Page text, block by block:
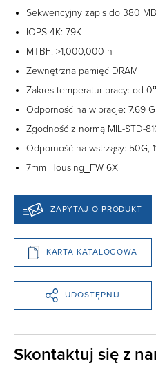
Sekwencyjny zapis do 380
IOPS 4K: 79K
MTBF: >1,000,000 h
Zewnętrzna pamięć DRAM
Zakres temperatur pracy: od
Odporność na wibracje: 7.69
Zgodność z normą MIL-STD-
Odporność na wstrząsy: 50G,
7mm Housing_FW 6X
ZAPYTAJ O PRODUKT
KARTA KATALOGOWA
UDOSTĘPNIJ
Skontaktuj się z